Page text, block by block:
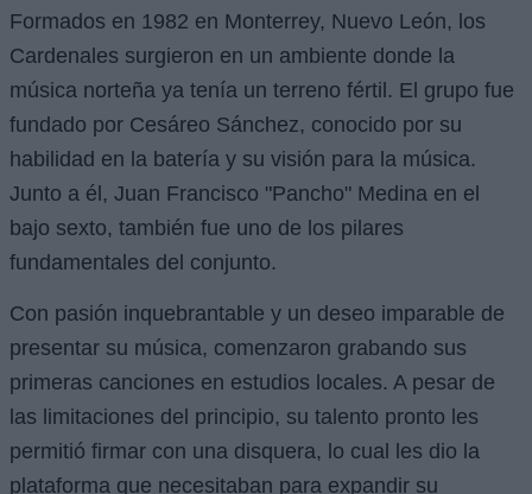
Formados en 1982 en Monterrey, Nuevo León, los
Cardenales surgieron en un ambiente donde la
música norteña ya tenía un terreno fértil. El grupo fue
fundado por Cesáreo Sánchez, conocido por su
habilidad en la batería y su visión para la música.
Junto a él, Juan Francisco "Pancho" Medina en el
bajo sexto, también fue uno de los pilares
fundamentales del conjunto.
Con pasión inquebrantable y un deseo imparable de
presentar su música, comenzaron grabando sus
primeras canciones en estudios locales. A pesar de
las limitaciones del principio, su talento pronto les
permitió firmar con una disquera, lo cual les dio la
plataforma que necesitaban para expandir su